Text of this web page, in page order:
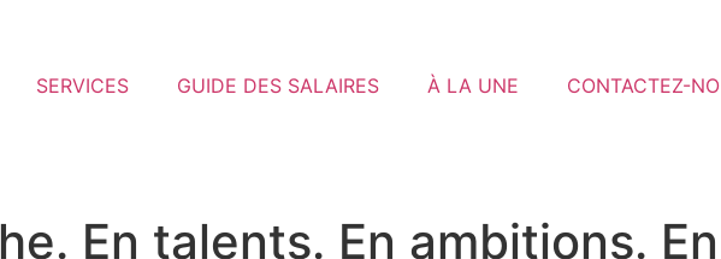
SERVICES GUIDE DES SALAIRES À LA UNE CONTACTEZ-
En talents. En ambitions.